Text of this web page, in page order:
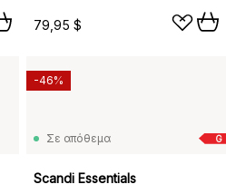
79,95 $
G
Σε απόθεμα
Scandi Essentials
-46%